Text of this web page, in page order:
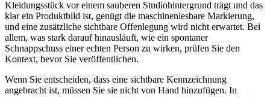
Kleidungsstück vor einem sauberen Studiohintergrund trägt und das
klar ein Produktbild ist, genügt die maschinenlesbare Markierung,
und eine zusätzliche sichtbare Offenlegung wird nicht erwartet. Bei
allem, was stark darauf hinausläuft, wie ein spontaner
Schnappschuss einer echten Person zu wirken, prüfen Sie den
Kontext, bevor Sie veröffentlichen.
Wenn Sie entscheiden, dass eine sichtbare Kennzeichnung
angebracht ist, müssen Sie sie nicht von Hand hinzufügen. In